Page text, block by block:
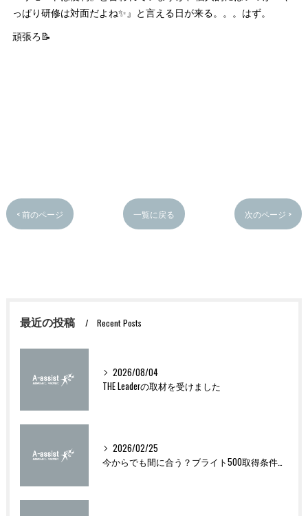
っぱり研修は対面だよね✨』と言える日が来る。。。はず。
頑張ろ📝
< 前のページ 一覧に戻る 次のページ >
最近の投稿 Recent Posts
2026/08/04
THE Leaderの取材を受けました
2026/02/25
今からでも間に合う？ブライト500取得条件をわかりやすく解説